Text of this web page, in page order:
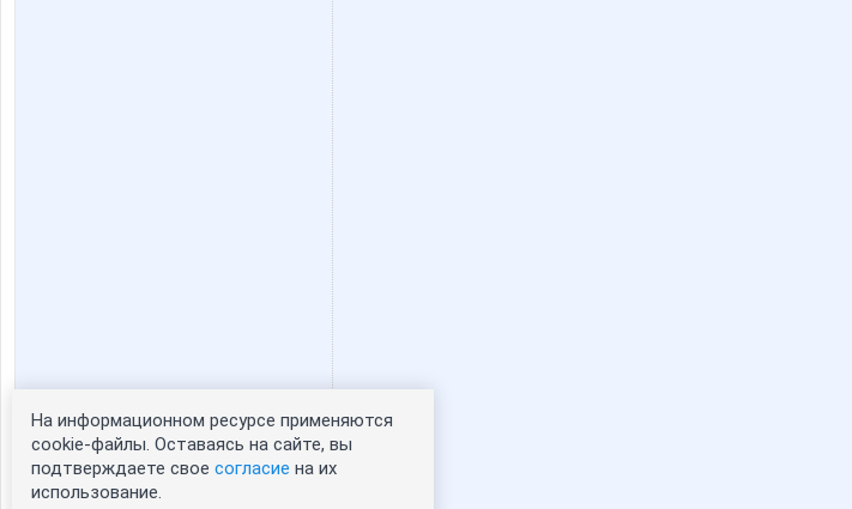
Статистика портрета:
сейчас просматривают портрет - 0
зарегистрированные пользователи
На информационном ресурсе применяются
cookie-файлы. Оставаясь на сайте, вы
подтверждаете свое согласие на их
использование.